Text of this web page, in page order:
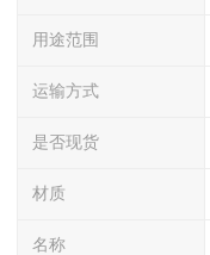
用途范围
运输方式
是否现货
材质
名称